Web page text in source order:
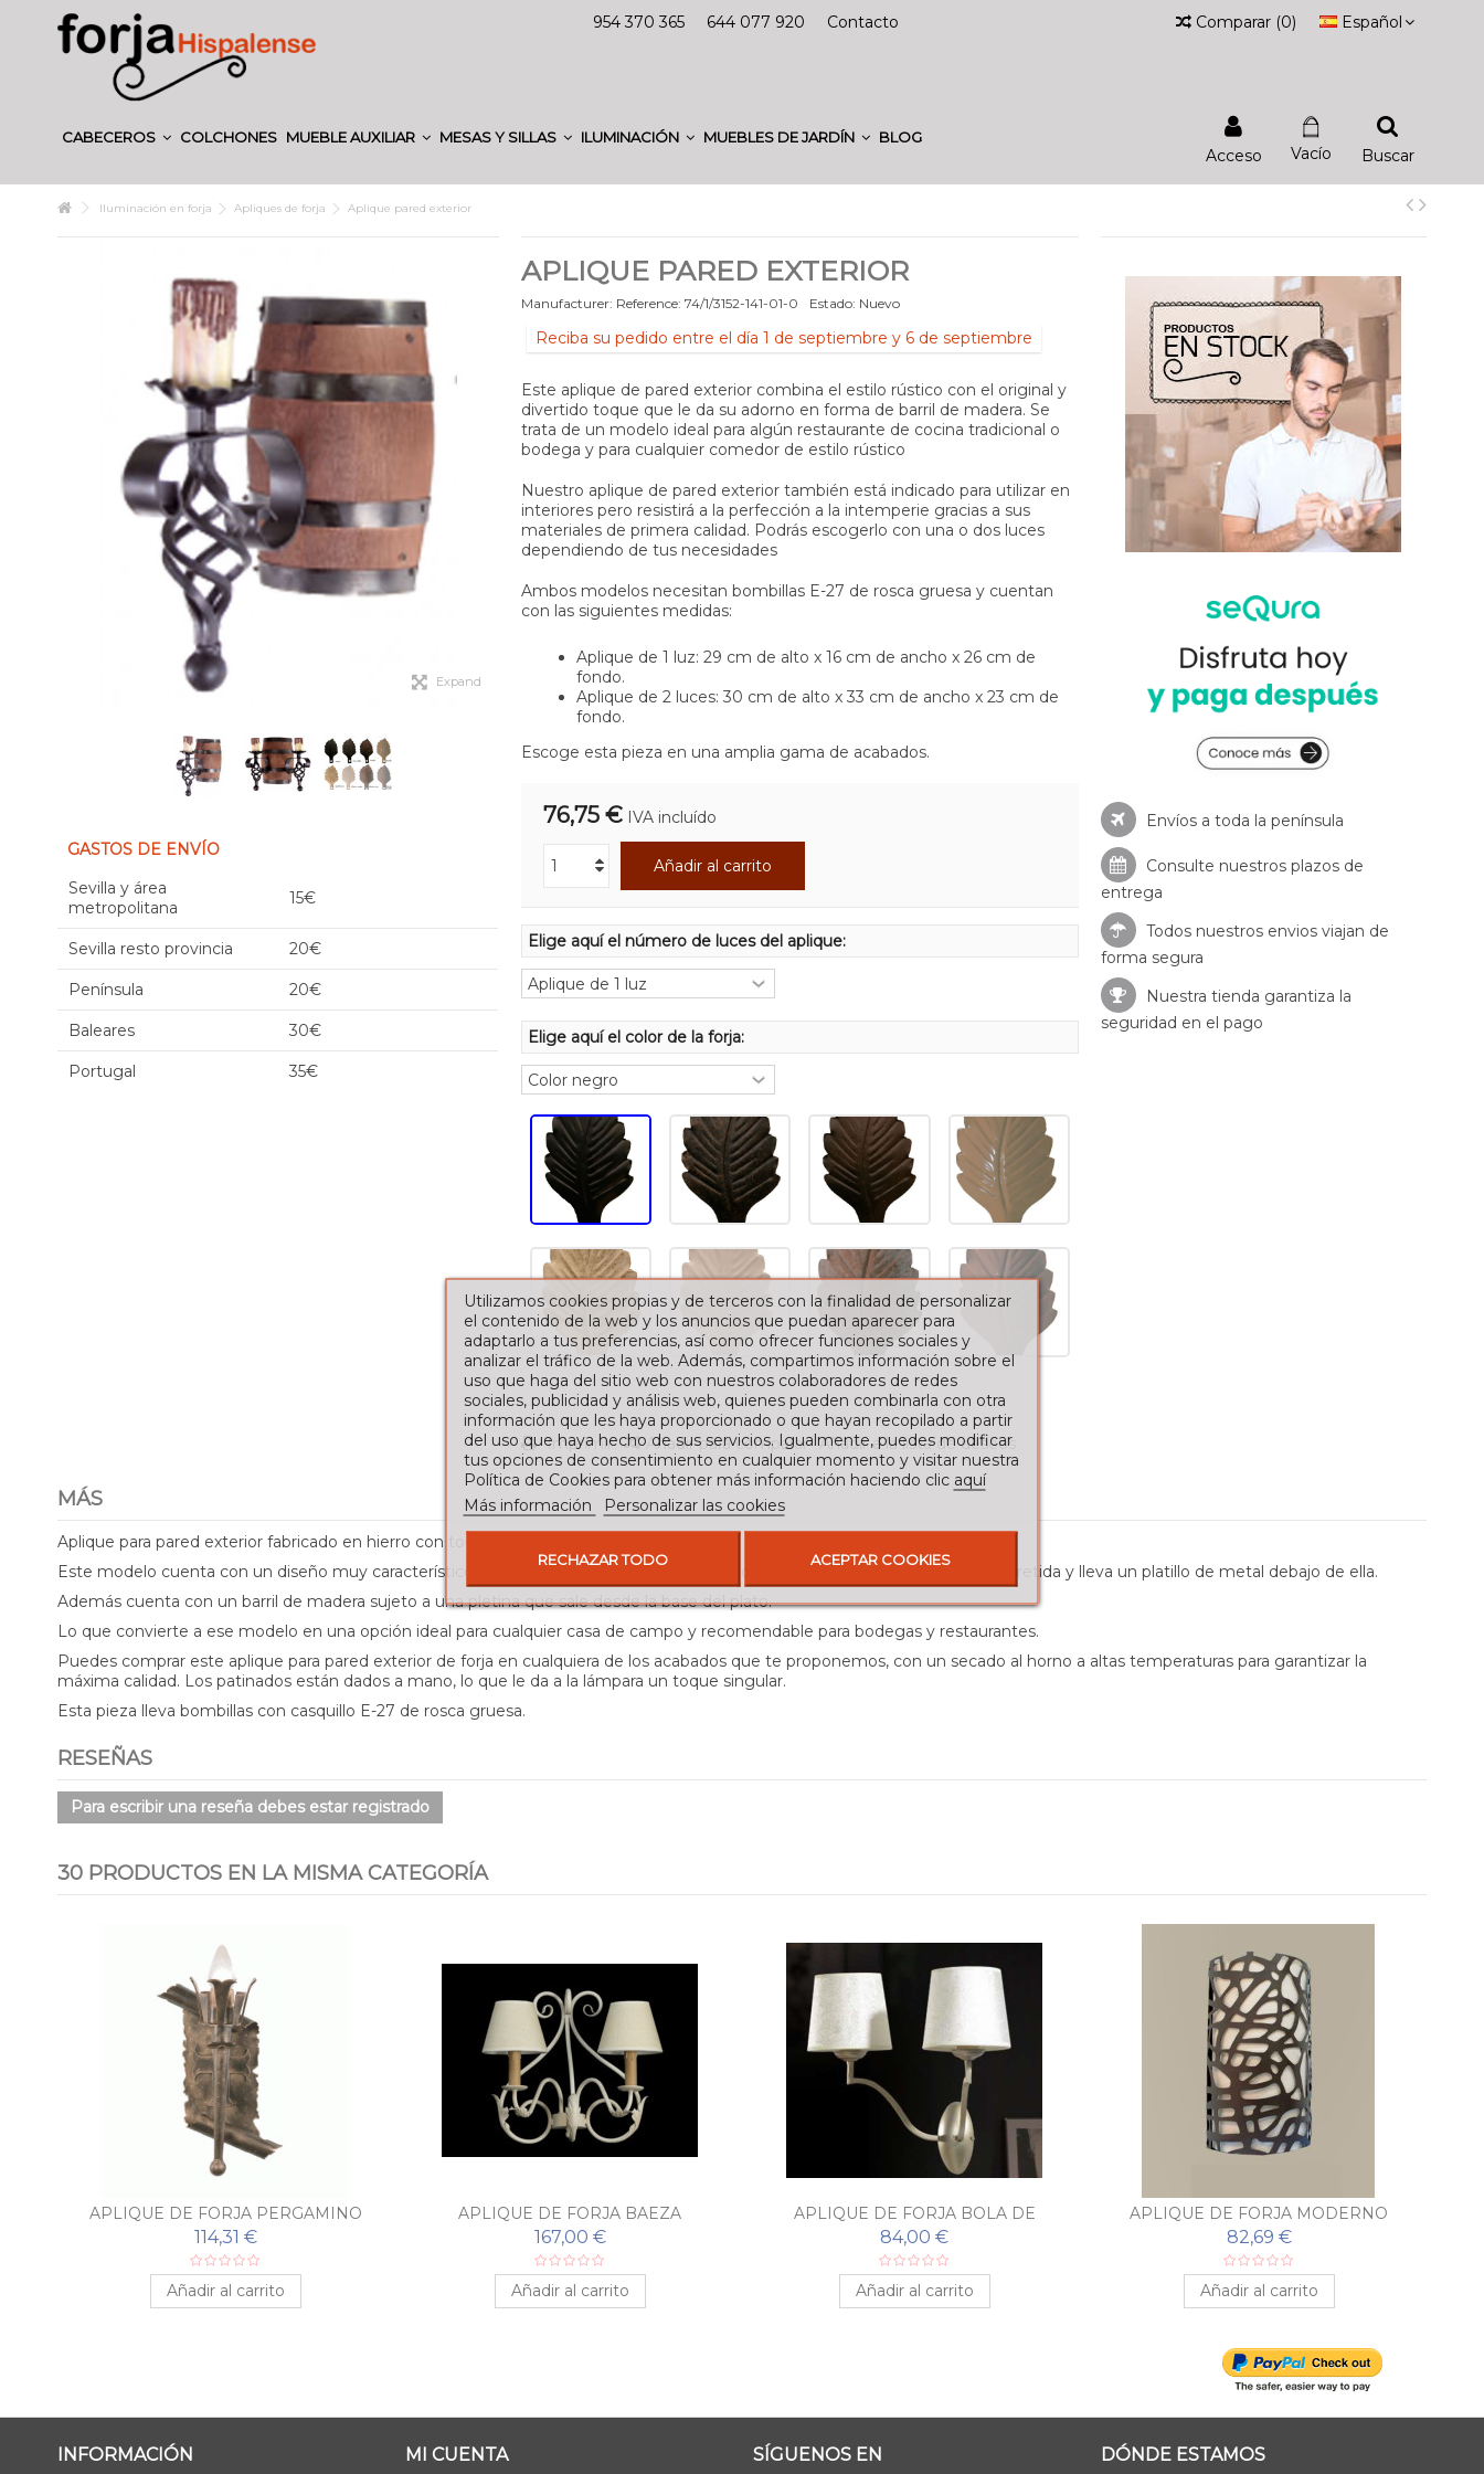
954 370 365 644 077 920 Contacto Español
Comparar (0)
CABECEROS COLCHONES MUEBLE AUXILIAR MESAS Y SILLAS ILUMINACIÓN MUEBLES DE JARDÍN BLOG
Buscar
Vacío
Acceso
Iluminación en forja Apliques de forja Aplique pared exterior
Expand
GASTOS DE ENVÍO
Sevilla y área
metropolitana
15€
Sevilla resto provincia 20€
Península 20€
Baleares 30€
Portugal 35€
APLIQUE PARED EXTERIOR
Manufacturer: Reference: 74/1/3152-141-01-0 Estado: Nuevo
Reciba su pedido entre el día 1 de septiembre y 6 de septiembre
Este aplique de pared exterior combina el estilo rústico con el original y
divertido toque que le da su adorno en forma de barril de madera. Se
trata de un modelo ideal para algún restaurante de cocina tradicional o
bodega y para cualquier comedor de estilo rústico
Nuestro aplique de pared exterior también está indicado para utilizar en
interiores pero resistirá a la perfección a la intemperie gracias a sus
materiales de primera calidad. Podrás escogerlo con una o dos luces
dependiendo de tus necesidades
Ambos modelos necesitan bombillas E-27 de rosca gruesa y cuentan
con las siguientes medidas:
Aplique de 1 luz: 29 cm de alto x 16 cm de ancho x 26 cm de
fondo.
Aplique de 2 luces: 30 cm de alto x 33 cm de ancho x 23 cm de
fondo.
Escoge esta pieza en una amplia gama de acabados.
76,75 € IVA incluído
Añadir al carrito
Elige aquí el número de luces del aplique:
Elige aquí el color de la forja:
Imprimir Añadir para comparar Añadir a la lista de deseos
Envíos a toda la península
Consulte nuestros plazos de
entrega
Todos nuestros envios viajan de
forma segura
Nuestra tienda garantiza la
seguridad en el pago
MÁS
Aplique para pared exterior fabricado en hierro con toque original y rústico.
Este modelo cuenta con un diseño muy característico ya que la luz es una funda de vela que da la impresión de que está derretida y lleva un platillo de metal debajo de ella.
Además cuenta con un barril de madera sujeto a una pletina que sale desde la base del plato.
Lo que convierte a ese modelo en una opción ideal para cualquier casa de campo y recomendable para bodegas y restaurantes.
Puedes comprar este aplique para pared exterior de forja en cualquiera de los acabados que te proponemos, con un secado al horno a altas temperaturas para garantizar la
máxima calidad. Los patinados están dados a mano, lo que le da a la lámpara un toque singular.
Esta pieza lleva bombillas con casquillo E-27 de rosca gruesa.
RESEÑAS
Para escribir una reseña debes estar registrado
30 PRODUCTOS EN LA MISMA CATEGORÍA
APLIQUE DE FORJA PERGAMINO
114,31 €
Añadir al carrito
APLIQUE DE FORJA BAEZA
167,00 €
Añadir al carrito
APLIQUE DE FORJA BOLA DE
CRISTAL
84,00 €
Añadir al carrito
APLIQUE DE FORJA MODERNO
CELOSÍA
82,69 €
Añadir al carrito
INFORMACIÓN MI CUENTA SÍGUENOS EN DÓNDE ESTAMOS
Utilizamos cookies propias y de terceros con la finalidad de personalizar
el contenido de la web y los anuncios que puedan aparecer para
adaptarlo a tus preferencias, así como ofrecer funciones sociales y
analizar el tráfico de la web. Además, compartimos información sobre el
uso que haga del sitio web con nuestros colaboradores de redes
sociales, publicidad y análisis web, quienes pueden combinarla con otra
información que les haya proporcionado o que hayan recopilado a partir
del uso que haya hecho de sus servicios. Igualmente, puedes modificar
tus opciones de consentimiento en cualquier momento y visitar nuestra
Política de Cookies para obtener más información haciendo clic aquí
Más información
Personalizar las cookies
RECHAZAR TODO ACEPTAR COOKIES